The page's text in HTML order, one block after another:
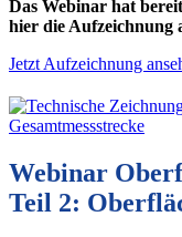
Das Webinar hat
hier die Aufzeichnung
Jetzt Aufzeichnung
Webinar
Teil 2: